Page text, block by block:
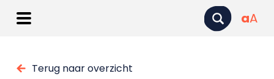
aA
Terug naar overzicht